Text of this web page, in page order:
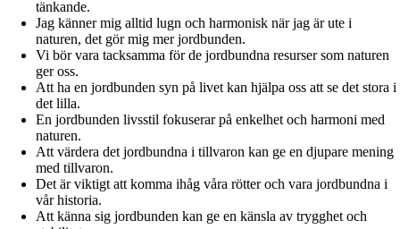
tänkande.
Jag känner mig alltid lugn och harmonisk när jag är ute i
naturen, det gör mig mer jordbunden.
Vi bör vara tacksamma för de jordbundna resurser som naturen
ger oss.
Att ha en jordbunden syn på livet kan hjälpa oss att se det stora i
det lilla.
En jordbunden livsstil fokuserar på enkelhet och harmoni med
naturen.
Att värdera det jordbundna i tillvaron kan ge en djupare mening
med tillvaron.
Det är viktigt att komma ihåg våra rötter och vara jordbundna i
vår historia.
Att känna sig jordbunden kan ge en känsla av trygghet och